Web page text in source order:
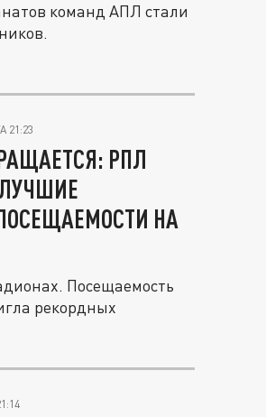
команд АПЛ стали
21:23
РПЛ
НА
Посещаемость
рекордных